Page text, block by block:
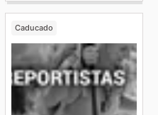
promociones únicas.
auténticos de las
renovación de
especiales de sus
el lugar ideal para
las últimas novedades
Caducado